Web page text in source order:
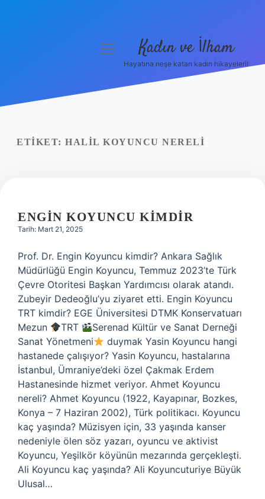
Yasal Uyarı
menüyü
Kadın ve İlham
Hayatına neşe katan kadın hikayeleri!
ETIKET: HALIL KOYUNCU NERELI
ENGIN KOYUNCU KIMDIR
Tarih: Mart 21, 2025
Prof. Dr. Engin Koyuncu kimdir? Ankara Sağlık
Müdürlüğü Engin Koyuncu, Temmuz 2023’te Türk
Çevre Otoritesi Başkan Yardımcısı olarak atandı.
Zubeyir Dedeoğlu’yu ziyaret etti. Engin Koyuncu
TRT kimdir? EGE Üniversitesi DTMK Konservatuarı
Mezun
TRT
Serenad Kültür ve Sanat Derneği
Sanat Yönetmeni
duymak Yasin Koyuncu hangi
hastanede çalışıyor? Yasin Koyuncu, hastalarına
İstanbul, Ümraniye’deki özel Çakmak Erdem
Hastanesinde hizmet veriyor. Ahmet Koyuncu
nereli? Ahmet Koyuncu (1922, Kayapınar, Bozkes,
Konya – 7 Haziran 2002), Türk politikacı. Koyuncu
kaç yaşında? Müzisyen için, 33 yaşında kanser
nedeniyle ölen söz yazarı, oyuncu ve aktivist
Koyuncu, Yeşilkör köyünün mezarında gerçekleşti.
Ali Koyuncu kaç yaşında? Ali Koyuncuturiye Büyük
Ulusal…